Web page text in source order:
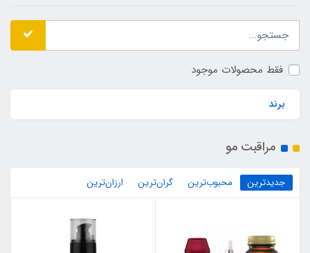
فقط محصولات موجود
برند
مراقبت مو
جدیدترین محبوب‌ترین گران‌ترین ارزان‌ترین